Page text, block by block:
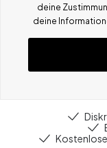
deine
deine